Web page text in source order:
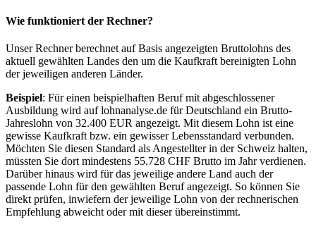
Wie funktioniert der Rechner?
Unser Rechner berechnet auf Basis angezeigten Bruttolohns des
aktuell gewählten Landes den um die Kaufkraft bereinigten Lohn
der jeweiligen anderen Länder.
Beispiel: Für einen beispielhaften Beruf mit abgeschlossener
Ausbildung wird auf lohnanalyse.de für Deutschland ein Brutto-
Jahreslohn von 32.400 EUR angezeigt. Mit diesem Lohn ist eine
gewisse Kaufkraft bzw. ein gewisser Lebensstandard verbunden.
Möchten Sie diesen Standard als Angestellter in der Schweiz halten,
müssten Sie dort mindestens 55.728 CHF Brutto im Jahr verdienen.
Darüber hinaus wird für das jeweilige andere Land auch der
passende Lohn für den gewählten Beruf angezeigt. So können Sie
direkt prüfen, inwiefern der jeweilige Lohn von der rechnerischen
Empfehlung abweicht oder mit dieser übereinstimmt.